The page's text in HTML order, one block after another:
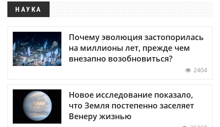
НАУКА
Почему эволюция застопорилась
на миллионы лет, прежде чем
внезапно возобновиться?
2404
Новое исследование показало,
что Земля постепенно заселяет
Венеру жизнью